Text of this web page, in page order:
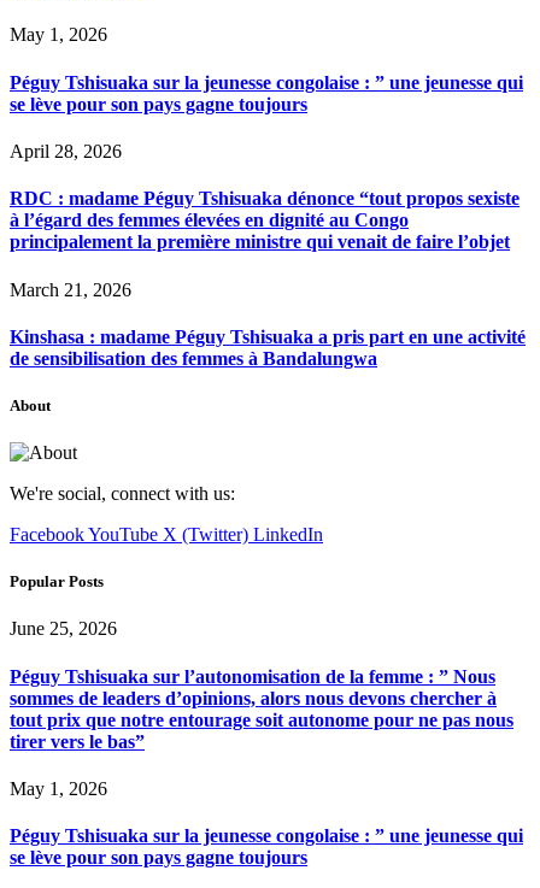
May 1, 2026
Péguy Tshisuaka sur la jeunesse congolaise : ” une jeunesse qui
se lève pour son pays gagne toujours
April 28, 2026
RDC : madame Péguy Tshisuaka dénonce “tout propos sexiste
à l’égard des femmes élevées en dignité au Congo
principalement la première ministre qui venait de faire l’objet
March 21, 2026
Kinshasa : madame Péguy Tshisuaka a pris part en une activité
de sensibilisation des femmes à Bandalungwa
About
We're social, connect with us:
FacebookYouTube X (Twitter) LinkedIn
Popular Posts
June 25, 2026
Péguy Tshisuaka sur l’autonomisation de la femme : ” Nous
sommes de leaders d’opinions, alors nous devons chercher à
tout prix que notre entourage soit autonome pour ne pas nous
tirer vers le bas”
May 1, 2026
Péguy Tshisuaka sur la jeunesse congolaise : ” une jeunesse qui
se lève pour son pays gagne toujours